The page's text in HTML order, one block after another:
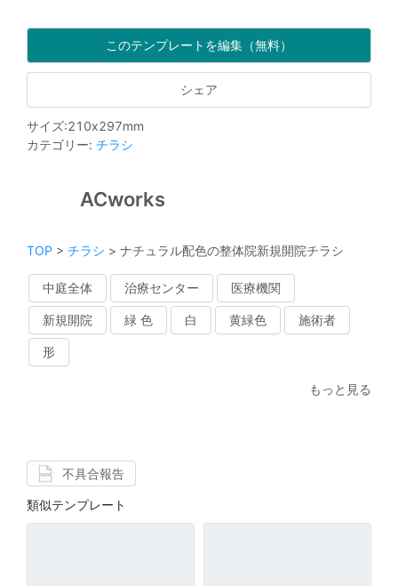
このテンプレートを編集（無料）
シェア
サイズ:210x297mm
カテゴリー: チラシ
ACworks
TOP > チラシ > ナチュラル配色の整体院新規開院チラシ
中庭全体 治療センター 医療機関
新規開院 緑 色 白 黄緑色 施術者
形
もっと見る
不具合報告
類似テンプレート